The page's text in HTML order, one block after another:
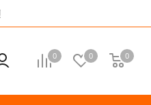
0 0 0